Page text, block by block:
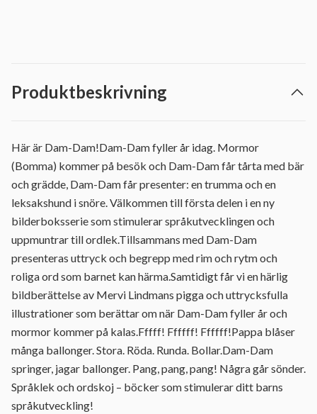
Produktbeskrivning
Här är Dam-Dam!Dam-Dam fyller år idag. Mormor
(Bomma) kommer på besök och Dam-Dam får tårta med bär
och grädde, Dam-Dam får presenter: en trumma och en
leksakshund i snöre. Välkommen till första delen i en ny
bilderboksserie som stimulerar språkutvecklingen och
uppmuntrar till ordlek.Tillsammans med Dam-Dam
presenteras uttryck och begrepp med rim och rytm och
roliga ord som barnet kan härma.Samtidigt får vi en härlig
bildberättelse av Mervi Lindmans pigga och uttrycksfulla
illustrationer som berättar om när Dam-Dam fyller år och
mormor kommer på kalas.Fffff! Ffffff! Ffffff!Pappa blåser
många ballonger. Stora. Röda. Runda. Bollar.Dam-Dam
springer, jagar ballonger. Pang, pang, pang! Några går sönder.
Språklek och ordskoj – böcker som stimulerar ditt barns
språkutveckling!